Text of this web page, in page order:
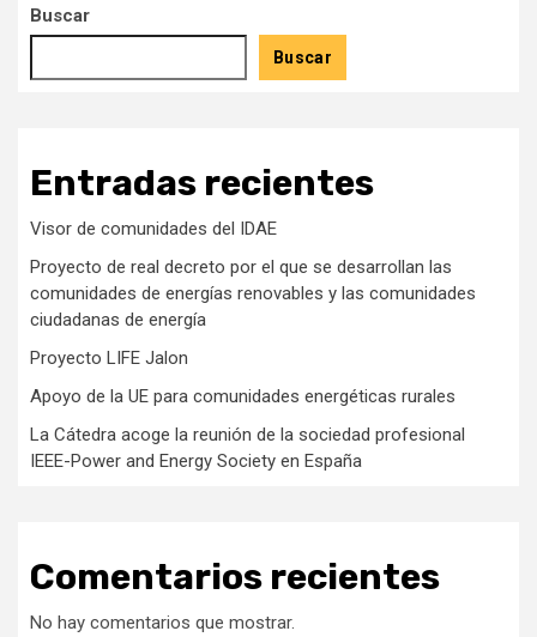
Buscar
Buscar
Entradas recientes
Visor de comunidades del IDAE
Proyecto de real decreto por el que se desarrollan las
comunidades de energías renovables y las comunidades
ciudadanas de energía
Proyecto LIFE Jalon
Apoyo de la UE para comunidades energéticas rurales
La Cátedra acoge la reunión de la sociedad profesional
IEEE-Power and Energy Society en España
Comentarios recientes
No hay comentarios que mostrar.